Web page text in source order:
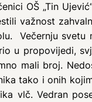
OŠ „Tin
važnost
Večernju
u propovijedi,
mali broj.
tako i onih
vlč. Vedran